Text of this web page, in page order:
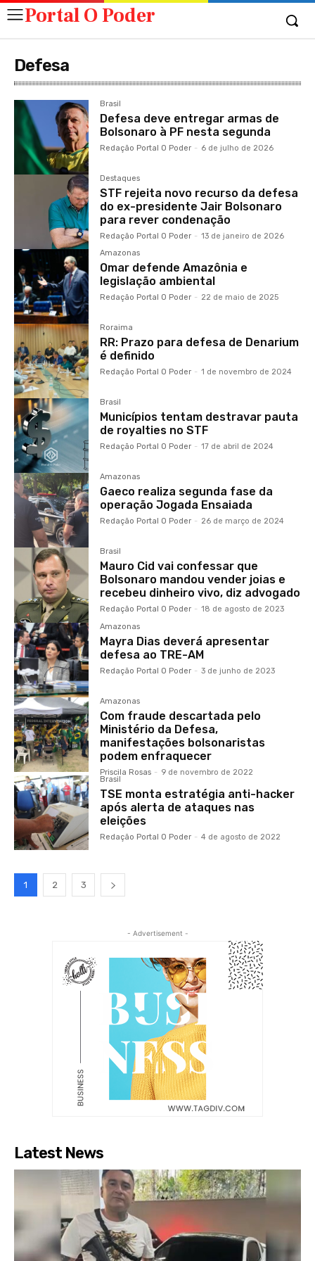
Portal O Poder
Defesa
Brasil
Defesa deve entregar armas de
Bolsonaro à PF nesta segunda
Redação Portal O Poder - 6 de julho de 2026
Destaques
STF rejeita novo recurso da defesa
do ex-presidente Jair Bolsonaro
para rever condenação
Redação Portal O Poder - 13 de janeiro de 2026
Amazonas
Omar defende Amazônia e
legislação ambiental
Redação Portal O Poder - 22 de maio de 2025
Roraima
RR: Prazo para defesa de Denarium
é definido
Redação Portal O Poder - 1 de novembro de 2024
Brasil
Municípios tentam destravar pauta
de royalties no STF
Redação Portal O Poder - 17 de abril de 2024
Amazonas
Gaeco realiza segunda fase da
operação Jogada Ensaiada
Redação Portal O Poder - 26 de março de 2024
Brasil
Mauro Cid vai confessar que
Bolsonaro mandou vender joias e
recebeu dinheiro vivo, diz advogado
Redação Portal O Poder - 18 de agosto de 2023
Amazonas
Mayra Dias deverá apresentar
defesa ao TRE-AM
Redação Portal O Poder - 3 de junho de 2023
Amazonas
Com fraude descartada pelo
Ministério da Defesa,
manifestações bolsonaristas
podem enfraquecer
Priscila Rosas - 9 de novembro de 2022
Brasil
TSE monta estratégia anti-hacker
após alerta de ataques nas
eleições
Redação Portal O Poder - 4 de agosto de 2022
1 2 3
- Advertisement -
Latest News